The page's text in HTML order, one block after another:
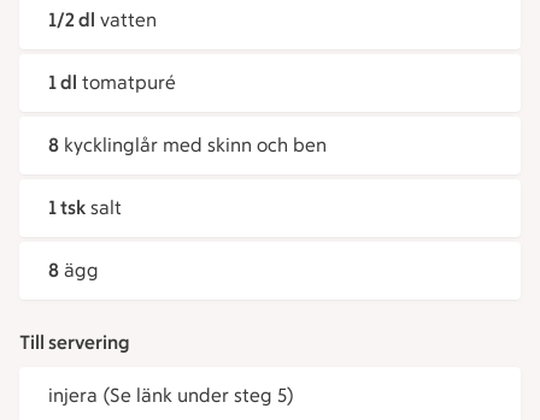
1/2 dl vatten
1 dl tomatpuré
8 kycklinglår med skinn och ben
1 tsk salt
8 ägg
Till servering
injera (Se länk under steg 5)